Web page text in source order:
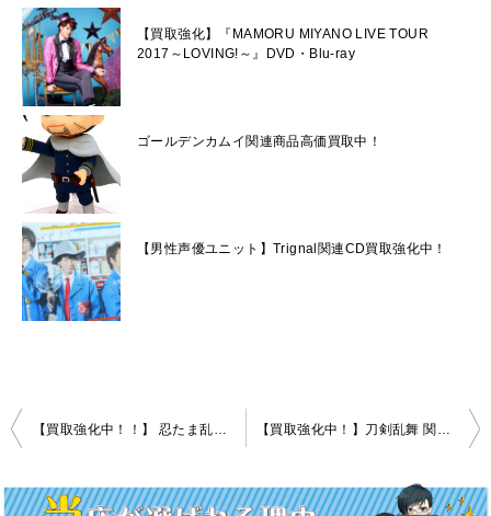
【買取強化】『MAMORU MIYANO LIVE TOUR
2017～LOVING!～』DVD・Blu-ray
ゴールデンカムイ関連商品高価買取中！
【男性声優ユニット】Trignal関連CD買取強化中！
投
ナ
【買取強化中！！】 忍たま乱太郎 グッズ 【買取強化中！】刀剣乱舞 関連グッズ